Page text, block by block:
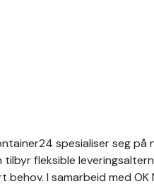
spesialiser seg på
fleksible
I samarbeid med OK